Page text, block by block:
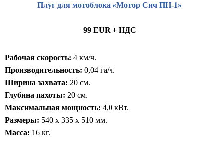
Плуг для мотоблока «Мотор Сич ПН-1»
99 EUR + НДС
Рабочая скорость: 4 км/ч.
Производительность: 0,04 га/ч.
Ширина захвата: 20 см.
Глубина пахоты: 20 см.
Максимальная мощность: 4,0 кВт.
Размеры: 540 x 335 x 510 мм.
Масса: 16 кг.